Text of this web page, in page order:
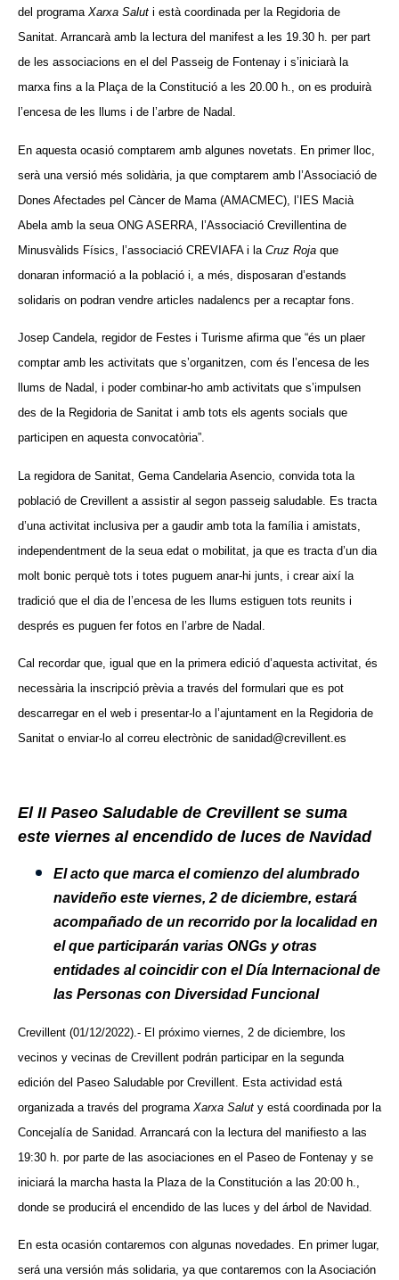
del programa Xarxa Salut i està coordinada per la Regidoria de
Sanitat. Arrancarà amb la lectura del manifest a les 19.30 h. per part
de les associacions en el del Passeig de Fontenay i s’iniciarà la
marxa fins a la Plaça de la Constitució a les 20.00 h., on es produirà
l’encesa de les llums i de l’arbre de Nadal.
En aquesta ocasió comptarem amb algunes novetats. En primer lloc,
serà una versió més solidària, ja que comptarem amb l’Associació de
Dones Afectades pel Càncer de Mama (AMACMEC), l’IES Macià
Abela amb la seua ONG ASERRA, l’Associació Crevillentina de
Minusvàlids Físics, l’associació CREVIAFA i la Cruz Roja que
donaran informació a la població i, a més, disposaran d’estands
solidaris on podran vendre articles nadalencs per a recaptar fons.
Josep Candela, regidor de Festes i Turisme afirma que “és un plaer
comptar amb les activitats que s’organitzen, com és l’encesa de les
llums de Nadal, i poder combinar-ho amb activitats que s’impulsen
des de la Regidoria de Sanitat i amb tots els agents socials que
participen en aquesta convocatòria”.
La regidora de Sanitat, Gema Candelaria Asencio, convida tota la
població de Crevillent a assistir al segon passeig saludable. Es tracta
d’una activitat inclusiva per a gaudir amb tota la família i amistats,
independentment de la seua edat o mobilitat, ja que es tracta d’un dia
molt bonic perquè tots i totes puguem anar-hi junts, i crear així la
tradició que el dia de l’encesa de les llums estiguen tots reunits i
després es puguen fer fotos en l’arbre de Nadal.
Cal recordar que, igual que en la primera edició d’aquesta activitat, és
necessària la inscripció prèvia a través del formulari que es pot
descarregar en el web i presentar-lo a l’ajuntament en la Regidoria de
Sanitat o enviar-lo al correu electrònic de sanidad@crevillent.es
El II Paseo Saludable de Crevillent se suma
este viernes al encendido de luces de Navidad
El acto que marca el comienzo del alumbrado
navideño este viernes, 2 de diciembre, estará
acompañado de un recorrido por la localidad en
el que participarán varias ONGs y otras
entidades al coincidir con el Día Internacional de
las Personas con Diversidad Funcional
Crevillent (01/12/2022).- El próximo viernes, 2 de diciembre, los
vecinos y vecinas de Crevillent podrán participar en la segunda
edición del Paseo Saludable por Crevillent. Esta actividad está
organizada a través del programa Xarxa Salut y está coordinada por la
Concejalía de Sanidad. Arrancará con la lectura del manifiesto a las
19:30 h. por parte de las asociaciones en el Paseo de Fontenay y se
iniciará la marcha hasta la Plaza de la Constitución a las 20:00 h.,
donde se producirá el encendido de las luces y del árbol de Navidad.
En esta ocasión contaremos con algunas novedades. En primer lugar,
será una versión más solidaria, ya que contaremos con la Asociación